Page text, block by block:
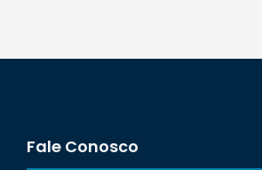
Fale Conosco